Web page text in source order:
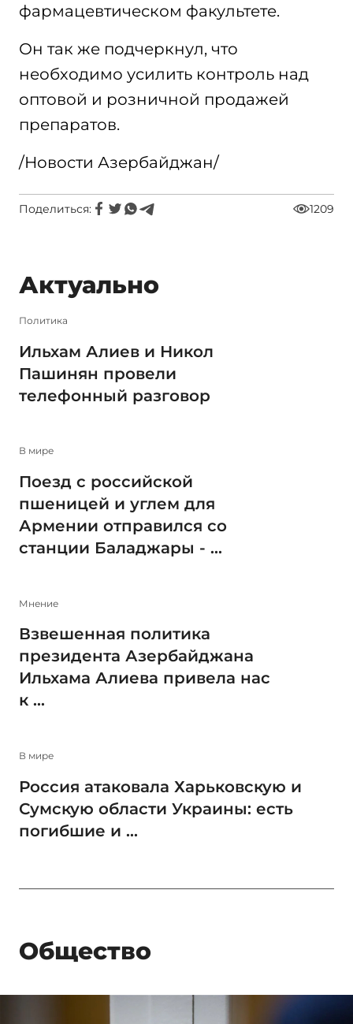
фармацевтическом факультете.
Он так же подчеркнул, что
необходимо усилить контроль над
оптовой и розничной продажей
препаратов.
/Новости Азербайджан/
Поделиться: 1209
Актуально
Политика
Ильхам Алиев и Никол
Пашинян провели
телефонный разговор
В мире
Поезд с российской
пшеницей и углем для
Армении отправился со
станции Баладжары - ...
Мнение
Взвешенная политика
президента Азербайджана
Ильхама Алиева привела нас
к ...
В мире
Россия атаковала Харьковскую и
Сумскую области Украины: есть
погибшие и ...
Общество